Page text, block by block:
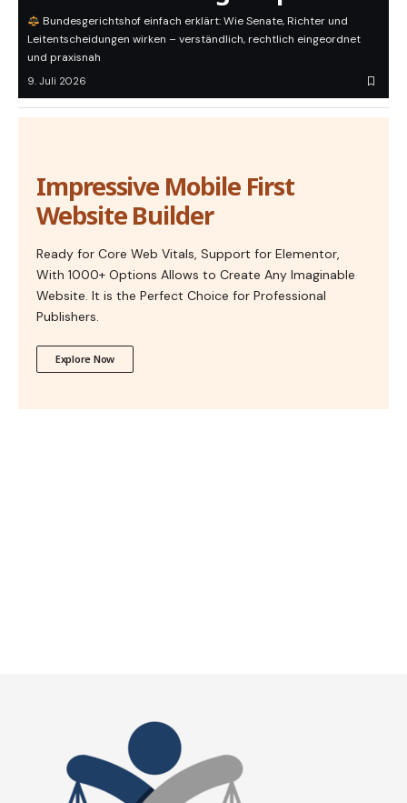
Bundesgerichtshof einfach erklärt: Wie Senate, Richter und
Leitentscheidungen wirken – verständlich, rechtlich eingeordnet
und praxisnah
9. Juli 2026
Impressive Mobile First
Website Builder
Ready for Core Web Vitals, Support for Elementor,
With 1000+ Options Allows to Create Any Imaginable
Website. It is the Perfect Choice for Professional
Publishers.
Explore Now